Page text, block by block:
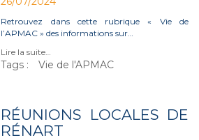
Retrouvez dans cette rubrique « Vie de
l’APMAC » des informations sur…
Lire la suite…
Tags : Vie de l'APMAC
RÉUNIONS LOCALES DE
RÉNART